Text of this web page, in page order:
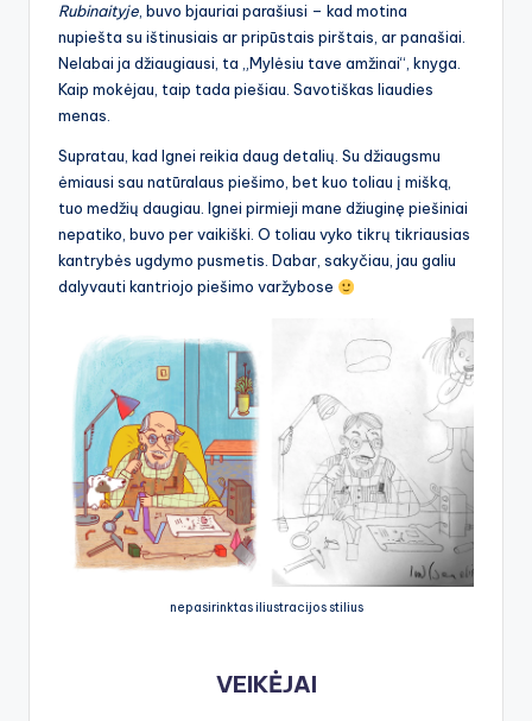
Rubinaityje, buvo bjauriai parašiusi – kad motina
nupiešta su ištinusiais ar pripūstais pirštais, ar panašiai.
Nelabai ja džiaugiausi, ta „Mylėsiu tave amžinai“, knyga.
Kaip mokėjau, taip tada piešiau. Savotiškas liaudies
menas.
Supratau, kad Ignei reikia daug detalių. Su džiaugsmu
ėmiausi sau natūralaus piešimo, bet kuo toliau į mišką,
tuo medžių daugiau. Ignei pirmieji mane džiuginę piešiniai
nepatiko, buvo per vaikiški. O toliau vyko tikrų tikriausias
kantrybės ugdymo pusmetis. Dabar, sakyčiau, jau galiu
dalyvauti kantriojo piešimo varžybose
nepasirinktas iliustracijos stilius
VEIKĖJAI